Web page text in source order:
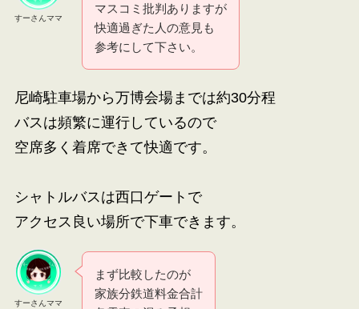
すーさんママ
マスコミ批判ありますが
快適過ぎた人の意見も
参考にして下さい。
尼崎駐車場から万博会場までは約30分程
バスは頻繁に運行しているので
空席多く着席できて快適です。
シャトルバスは西口ゲートで
アクセス良い場所で下車できます。
すーさんママ
まず比較したのが
家族分鉄道料金合計